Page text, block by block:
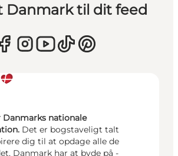
Danmark til dit feed
nationale
Det er bogstaveligt talt
dig til at opdage alle de
Danmark har at byde på -